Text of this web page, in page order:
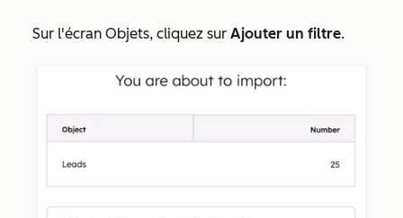
Sur l'écran Objets, cliquez sur Ajouter un filtre.